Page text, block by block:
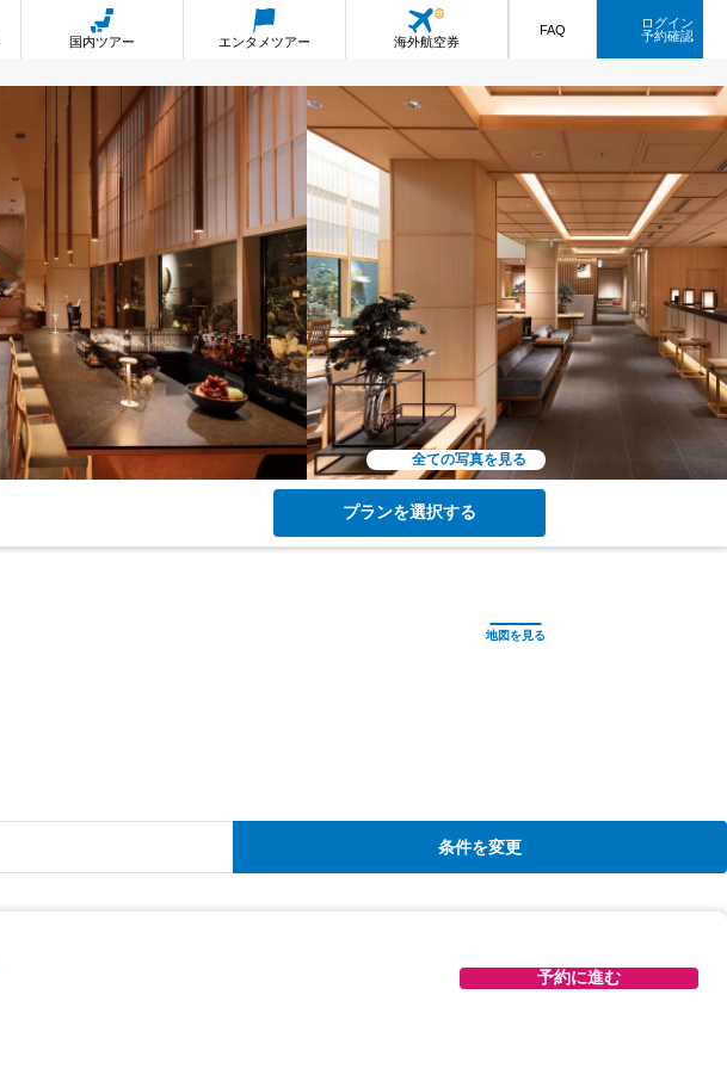
国内ツアー エンタメツアー 海外航空券
FAQ
ログイン
予約確認
全ての写真を見る
プランを選択する
条件を変更
予約に進む